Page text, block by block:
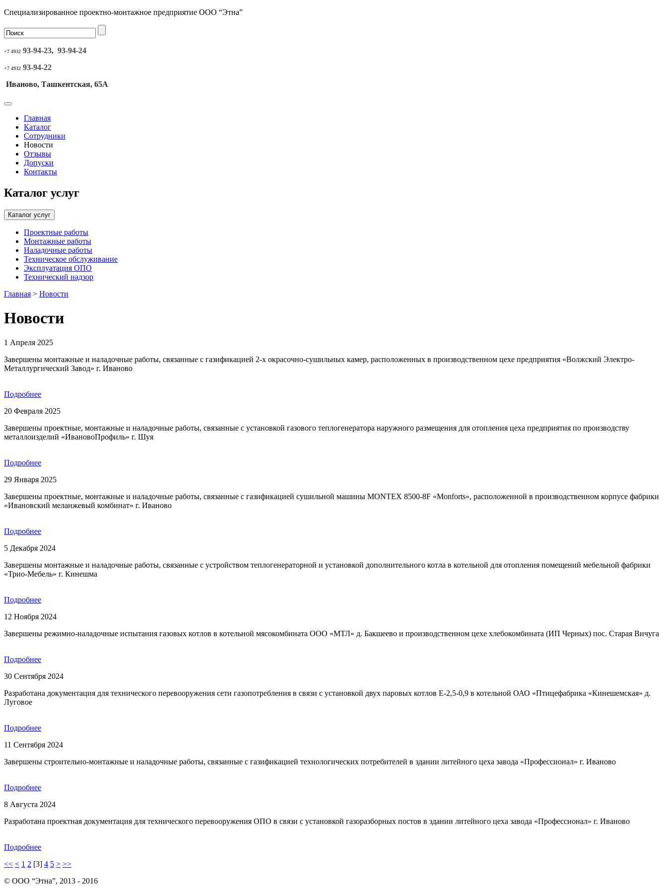
Специализированное проектно-монтажное предприятие ООО “Этна”
+7 4932 93-94-23, 93-94-24
+7 4932 93-94-22
Иваново, Ташкентская, 65А
Главная
Каталог
Сотрудники
Новости
Отзывы
Допуски
Контакты
Каталог услуг
Каталог услуг
Проектные работы
Монтажные работы
Наладочные работы
Техническое обслуживание
Эксплуатация ОПО
Технический надзор
Главная > Новости
Новости
1 Апреля 2025
Завершены монтажные и наладочные работы, связанные с газификацией 2-х окрасочно-сушильных камер, расположенных в производственном цехе предприятия «Волжский Электро-
Металлургический Завод» г. Иваново
Подробнее
20 Февраля 2025
Завершены проектные, монтажные и наладочные работы, связанные с установкой газового теплогенератора наружного размещения для отопления цеха предприятия по производству
металлоизделий «ИвановоПрофиль» г. Шуя
Подробнее
29 Января 2025
Завершены проектные, монтажные и наладочные работы, связанные с газификацией сушильной машины MONTEX 8500-8F «Monforts», расположенной в производственном корпусе фабрики
«Ивановский меланжевый комбинат» г. Иваново
Подробнее
5 Декабря 2024
Завершены монтажные и наладочные работы, связанные с устройством теплогенераторной и установкой дополнительного котла в котельной для отопления помещений мебельной фабрики
«Трио-Мебель» г. Кинешма
Подробнее
12 Ноября 2024
Завершены режимно-наладочные испытания газовых котлов в котельной мясокомбината ООО «МТЛ» д. Бакшеево и производственном цехе хлебокомбината (ИП Черных) пос. Старая Вичуга
Подробнее
30 Сентября 2024
Разработана документация для технического перевооружения сети газопотребления в связи с установкой двух паровых котлов Е-2,5-0,9 в котельной ОАО «Птицефабрика «Кинешемская» д.
Луговое
Подробнее
11 Сентября 2024
Завершены строительно-монтажные и наладочные работы, связанные с газификацией технологических потребителей в здании литейного цеха завода «Профессионал» г. Иваново
Подробнее
8 Августа 2024
Разработана проектная документация для технического перевооружения ОПО в связи с установкой газоразборных постов в здании литейного цеха завода «Профессионал» г. Иваново
Подробнее
<< < 1 2 [3] 4 5 > >>
© ООО “Этна”, 2013 - 2016